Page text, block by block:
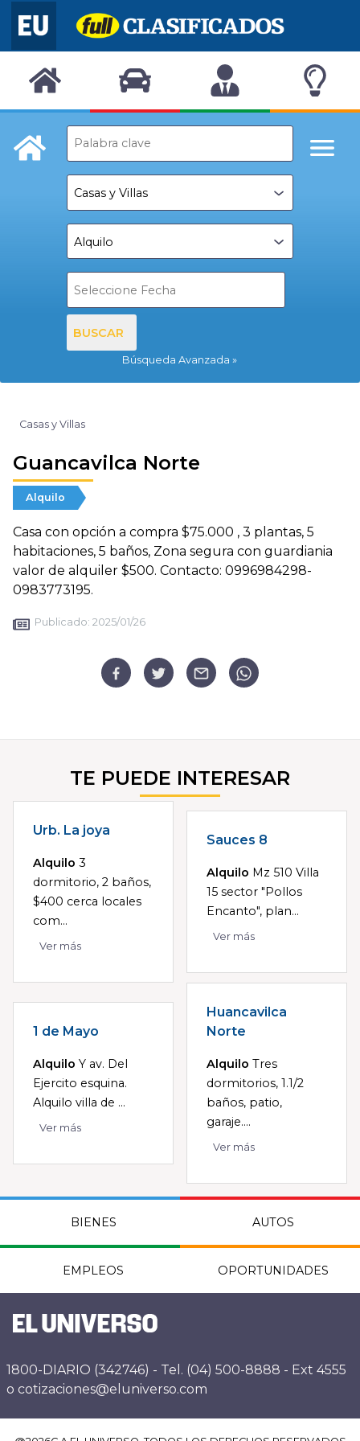
BUSCAR
Búsqueda Avanzada
Casas y Villas
Guancavilca Norte
Alquilo
Casa con opción a compra $75.000 , 3 plantas, 5
habitaciones, 5 baños, Zona segura con guardiania
valor de alquiler $500. Contacto: 0996984298-
0983773195.
Publicado: 2025/01/26
TE PUEDE INTERESAR
Urb. La joya
Alquilo 3
dormitorio, 2 baños,
$400 cerca locales
com...
Ver más
Sauces 8
Alquilo Mz 510 Villa
15 sector "Pollos
Encanto", plan...
Ver más
1 de Mayo
Alquilo Y av. Del
Ejercito esquina.
Alquilo villa de ...
Ver más
Huancavilca
Norte
Alquilo Tres
dormitorios, 1.1/2
baños, patio,
garaje....
Ver más
BIENES AUTOS
EMPLEOS OPORTUNIDADES
1800-DIARIO (342746) - Tel. (04) 500-8888 - Ext 4555
o cotizaciones@eluniverso.com